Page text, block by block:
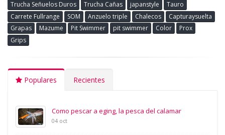
Trucha Señuelos Duros
Trucha Cañas japanstyle
Tauro
Carrete Fullrange
SOM Anzuelo triple Chalecos
Capturaysuelta
Grapas
Mazume Pit Swimmer pit swimmer Color
Prox
Grips
Populares Recientes
Como pescar a eging, la pesca del calamar
04 oct